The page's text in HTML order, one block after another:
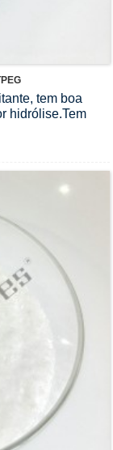
tem boa
hidrólise.Tem
de partículas
não corrosão e
em concreto
(acima de
distância.